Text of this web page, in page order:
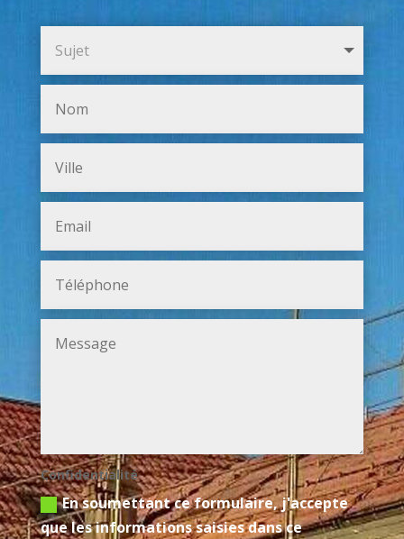
Confidentialité
En soumettant ce formulaire, j'accepte
que les informations saisies dans ce